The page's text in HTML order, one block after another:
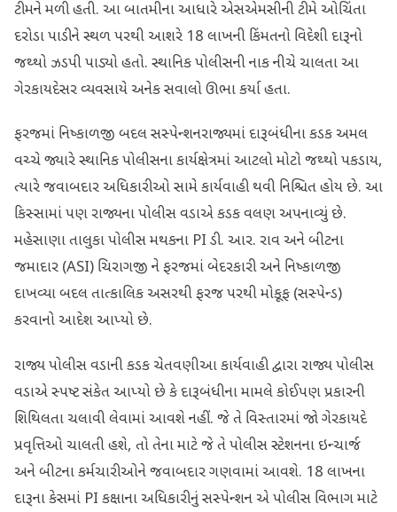
ટીમને મળી હતી. આ બાતમીના આધારે એસએમસીની ટીમે ઓચિંતા
દરોડા પાડીને સ્થળ પરથી આશરે 18 લાખની કિંમતનો વિદેશી દારૂનો
જથ્થો ઝડપી પાડ્યો હતો. સ્થાનિક પોલીસની નાક નીચે ચાલતા આ
ગેરકાયદેસર વ્યવસાયે અનેક સવાલો ઊભા કર્યા હતા.
ફરજમાં નિષ્કાળજી બદલ સસ્પેન્શનરાજ્યમાં દારૂબંધીના કડક અમલ
વચ્ચે જ્યારે સ્થાનિક પોલીસના કાર્યક્ષેત્રમાં આટલો મોટો જથ્થો પકડાય,
ત્યારે જવાબદાર અધિકારીઓ સામે કાર્યવાહી થવી નિશ્ચિત હોય છે. આ
કિસ્સામાં પણ રાજ્યના પોલીસ વડાએ કડક વલણ અપનાવ્યું છે.
મહેસાણા તાલુકા પોલીસ મથકના PI ડી. આર. રાવ અને બીટના
જમાદાર (ASI) ચિરાગજી ને ફરજમાં બેદરકારી અને નિષ્કાળજી
દાખવ્યા બદલ તાત્કાલિક અસરથી ફરજ પરથી મોકૂફ (સસ્પેન્ડ)
કરવાનો આદેશ આપ્યો છે.
રાજ્ય પોલીસ વડાની કડક ચેતવણીઆ કાર્યવાહી દ્વારા રાજ્ય પોલીસ
વડાએ સ્પષ્ટ સંકેત આપ્યો છે કે દારૂબંધીના મામલે કોઈપણ પ્રકારની
શિથિલતા ચલાવી લેવામાં આવશે નહીં. જે તે વિસ્તારમાં જો ગેરકાયદે
પ્રવૃત્તિઓ ચાલતી હશે, તો તેના માટે જે તે પોલીસ સ્ટેશનના ઇન્ચાર્જ
અને બીટના કર્મચારીઓને જવાબદાર ગણવામાં આવશે. 18 લાખના
દારૂના કેસમાં PI કક્ષાના અધિકારીનું સસ્પેન્શન એ પોલીસ વિભાગ માટે